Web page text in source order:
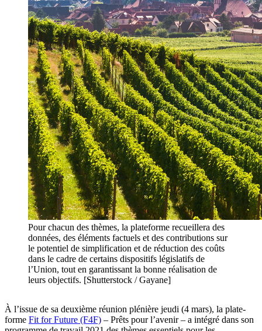
Pour chacun des thèmes, la plateforme recueillera des
données, des éléments factuels et des contributions sur
le potentiel de simplification et de réduction des coûts
dans le cadre de certains dispositifs législatifs de
l’Union, tout en garantissant la bonne réalisation de
leurs objectifs. [Shutterstock / Gayane]
À l’issue de sa deuxième réunion plénière jeudi (4 mars), la plate-
forme Fit for Future (F4F) – Prêts pour l’avenir – a intégré dans son